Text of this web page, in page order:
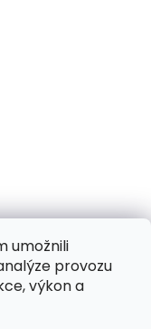
umožnili
provozu
výkon a